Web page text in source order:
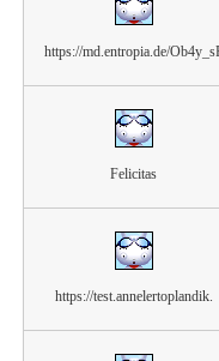
https://md.entropia.de/
Felicitas
https://test.annelertoplandik.